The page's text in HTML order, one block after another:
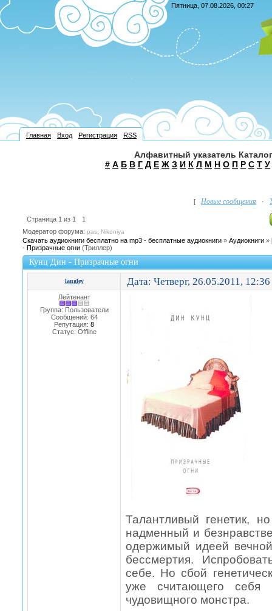
Пятница, 07.08.2026, 00:27
Главная Вход Регистрация RSS
Алфавитный указатель
# А Б В Г Д Е Ж З И К Л М Н О П Р С Т У
[ Новые сообщения ·
Страница 1 из 1
1
Модератор форума: pas Nikoniya
Скачать аудиокниги бесплатно на mp3 - бесплатные аудиокниги » Аудиокниги »
- Призрачные огни (Триллер)
Кунц Дин - Призрачные огни
langley Дата: Четверг, 26.05.2011,
Лейтенант
Группа: Пользователи
Сообщений: 64
Репутация: 8
Статус: Offline
Талантливый генетик,
надменный и
одержимый идеей
бессмертия.
себе. Но сбой
уже считающего себя
чудовищного монстра.